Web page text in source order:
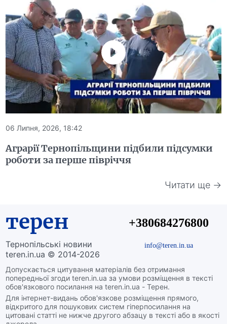
06 Липня, 2026, 18:42
Аграрії Тернопільщини підбили підсумки
роботи за перше півріччя
Читати ще →
терен
Тернопільські новини
teren.in.ua © 2014-2026
Допускається цитування матеріалів без отримання
попередньої згоди teren.in.ua за умови розміщення в тексті
обов'язкового посилання на teren.in.ua - Терен.
Для інтернет-видань обов'язкове розміщення прямого,
відкритого для пошукових систем гіперпосилання на
цитовані статті не нижче другого абзацу в тексті або в якості
+380684276800
info@teren.in.ua